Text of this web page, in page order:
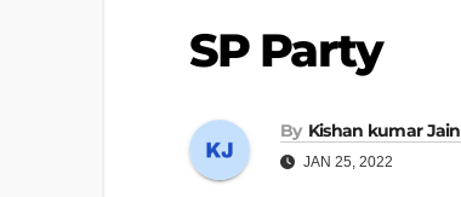
SP Party
By Kishan kumar Jain
JAN 25, 2022